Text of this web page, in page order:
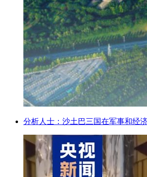
分析人士：沙土巴三国在军事和经